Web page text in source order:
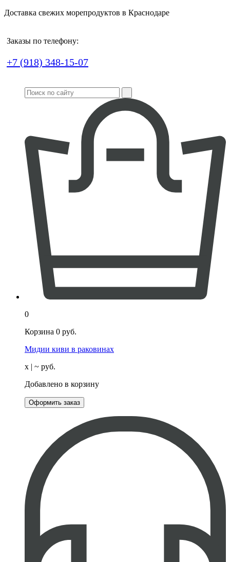
Доставка свежих морепродуктов в Краснодаре
Заказы по телефону:
+7 (918) 348-15-07
0
Корзина 0 руб.
Мидии киви в раковинах
х | ~ руб.
Добавлено в корзину
Оформить заказ